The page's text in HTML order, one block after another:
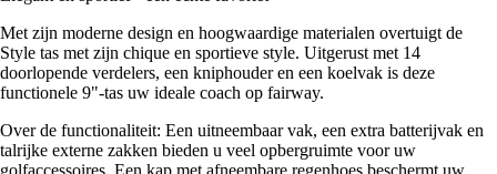
Met zijn moderne design en hoogwaardige materialen overtuigt de
Style tas met zijn chique en sportieve style. Uitgerust met 14
doorlopende verdelers, een kniphouder en een koelvak is deze
functionele 9"-tas uw ideale coach op fairway.
Over de functionaliteit: Een uitneembaar vak, een extra batterijvak en
talrijke externe zakken bieden u veel opbergruimte voor uw